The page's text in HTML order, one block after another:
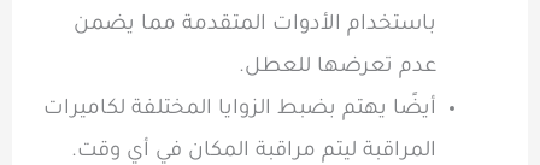
باستخدام الأدوات المتقدمة مما يضمن
عدم تعرضها للعطل.
أيضًا يهتم بضبط الزوايا المختلفة لكاميرات
المراقبة ليتم مراقبة المكان في أي وقت.